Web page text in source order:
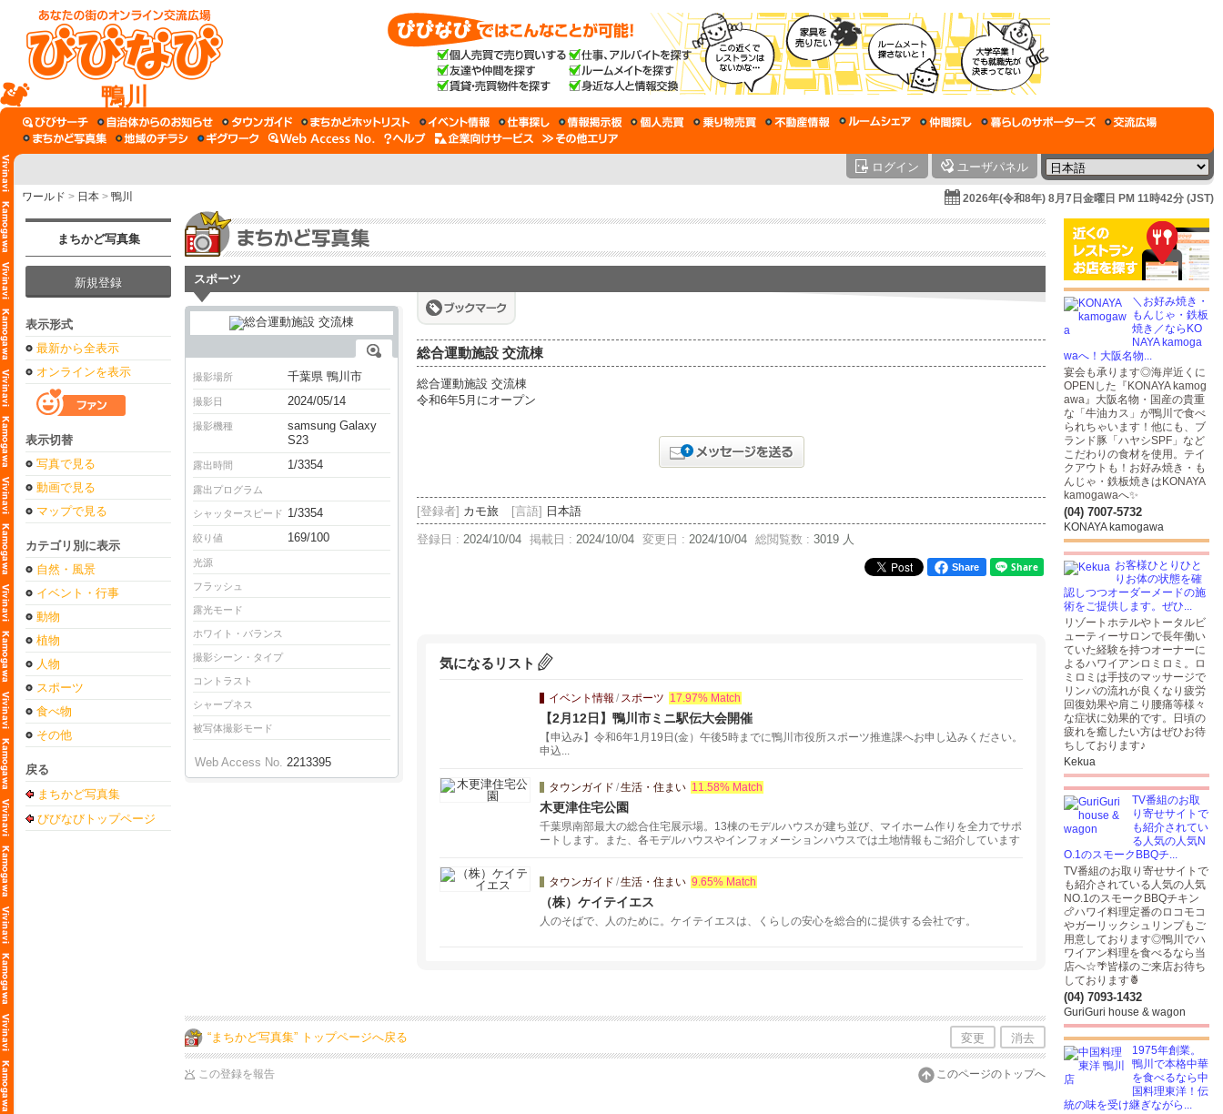
鴨川
ログイン ユーザパネル
ワールド > 日本 > 鴨川 2026年(令和8年) 8月7日金曜日 PM 11時42分 (JST)
まちかど写真集
新規登録
表示形式
最新から全表示
オンラインを表示
表示切替
写真で見る
動画で見る
マップで見る
カテゴリ別に表示
自然・風景
イベント・行事
動物
植物
人物
スポーツ
食べ物
その他
戻る
まちかど写真集
びびなびトップページ
スポーツ
撮影場所 千葉県 鴨川市
撮影日 2024/05/14
撮影機種
samsung Galaxy
S23
露出時間 1/3354
露出プログラム
シャッタースピード 1/3354
絞り値 169/100
光源
フラッシュ
露光モード
ホワイト・バランス
撮影シーン・タイプ
コントラスト
シャープネス
被写体撮影モード
Web Access No. 2213395
総合運動施設 交流棟
総合運動施設 交流棟
令和6年5月にオープン
[登録者] カモ旅 [言語] 日本語
登録日 : 2024/10/04 掲載日 : 2024/10/04 変更日 : 2024/10/04 総閲覧数 : 3019 人
Share
気になるリスト
イベント情報 / スポーツ 17.97% Match
【2月12日】鴨川市ミニ駅伝大会開催
【申込み】令和6年1月19日(金）午後5時までに鴨川市役所スポーツ推進課へお申し込みください。
申込...
タウンガイド /生活・住まい 11.58% Match
木更津住宅公園
千葉県南部最大の総合住宅展示場。13棟のモデルハウスが建ち並び、マイホーム作りを全力でサポ
ートします。また、各モデルハウスやインフォメーションハウスでは土地情報もご紹介しています
タウンガイド /生活・住まい 9.65% Match
（株）ケイテイエス
人のそばで、人のために。ケイテイエスは、くらしの安心を総合的に提供する会社です。
“まちかど写真集” トップページへ戻る 変更 消去
この登録を報告 このページのトップへ
＼お好み焼き・
もんじゃ・鉄板
焼き／ならKO
NAYA kamoga
waへ！大阪名物...
宴会も承ります◎海岸近くに
OPENした『KONAYA kamog
awa』大阪名物・国産の貴重
な「牛油カス」が鴨川で食べ
られちゃいます！他にも、ブ
ランド豚「ハヤシSPF」など
こだわりの食材を使用。テイ
クアウトも！お好み焼き・も
んじゃ・鉄板焼きはKONAYA
kamogawaへ✨
(04) 7007-5732
KONAYA kamogawa
お客様ひとりひと
りお体の状態を確
認しつつオーダーメードの施
術をご提供します。ぜひ...
リゾートホテルやトータルビ
ューティーサロンで長年働い
ていた経験を持つオーナーに
よるハワイアンロミロミ。ロ
ミロミは手技のマッサージで
リンパの流れが良くなり疲労
回復効果や肩こり腰痛等様々
な症状に効果的です。日頃の
疲れを癒したい方はぜひお待
ちしております♪
Kekua
TV番組のお取
り寄せサイトで
も紹介されてい
る人気の人気N
O.1のスモークBBQチ...
TV番組のお取り寄せサイトで
も紹介されている人気の人気
NO.1のスモークBBQチキン
🍗ハワイ料理定番のロコモコ
やガーリックシュリンプもご
用意しております◎鴨川でハ
ワイアン料理を食べるなら当
店へ☆🌴皆様のご来店お待ち
しております🍍
(04) 7093-1432
GuriGuri house & wagon
1975年創業。
鴨川で本格中華
を食べるなら中
国料理東洋！伝
統の味を受け継ぎながら...